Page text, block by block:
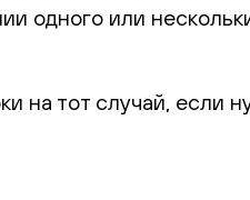
одного или
на тот случай, если